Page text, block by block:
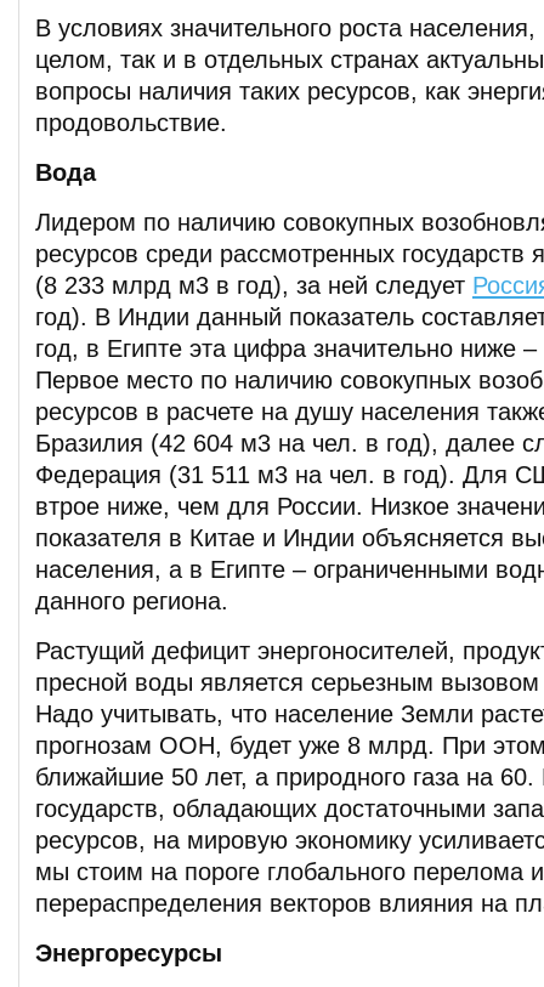
В условиях значительного роста
целом, так и в отдельных странах
вопросы наличия таких ресурсов, как
продовольствие.
Вода
Лидером по наличию совокупных
ресурсов среди рассмотренных государств
(8 233 млрд м3 в год), за ней следует
год). В Индии данный показатель
год, в Египте эта цифра значительно ниже
Первое место по наличию совокупных
ресурсов в расчете на душу населения
Бразилия (42 604 м3 на чел. в год), далее
Федерация (31 511 м3 на чел. в год). Для
втрое ниже, чем для России. Низкое
показателя в Китае и Индии объясняется
населения, а в Египте – ограниченными
данного региона.
Растущий дефицит энергоносителей,
пресной воды является серьезным
Надо учитывать, что население Земли
прогнозам ООН, будет уже 8 млрд. При
ближайшие 50 лет, а природного газа на
государств, обладающих достаточными
ресурсов, на мировую экономику
мы стоим на пороге глобального перелома и
перераспределения векторов влияния на
Энергоресурсы